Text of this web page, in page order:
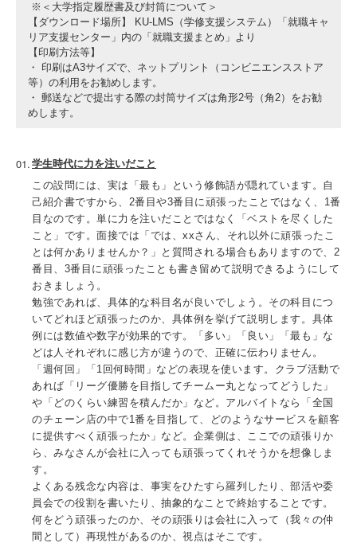
※＜大学指定履歴書及び封筒について＞
【ダウンロード場所】 KU-LMS（学修支援システム）「就職キャ
リア支援センター」内の「就職支援まとめ」より
【印刷方法等】
・ 印刷はA3サイズで、ネットプリント（コンビニエンスストア
等）の利用をお勧めします。
・ 郵送などで提出する際の封筒サイズは角形2号（角2）をお勧
めします。
学生時代に力を注いだこと
この設問には、実は「最も」という修飾語が隠れています。自
己紹介書ですから、2番目や3番目に頑張ったことではなく、1番
目なのです。単に力を注いだことではなく「ベストを尽くした
こと」です。面接では「では、xxさん、それ以外に頑張ったこ
とは何かありませんか？」と質問される場合もありますので、2
番目、3番目に頑張ったことも書き留めて説明できるようにして
おきましょう。
勉強であれば、具体的な科目名が良いでしょう。その科目につ
いてどれほど頑張ったのか、具体例を挙げて説明します。具体
例には数値や数字が効果的です。「多い」「良い」「最も」な
どは人それぞれに感じ方が違うので、正確に伝わりません。
「週何回」「1回何時間」などの表現を使います。クラブ活動で
あれば「リーグ優勝を目指してチームー丸となってどうした」
や「どのくらい練習を積んだか」など。アルバイトなら「全国
のチェーン店の中で1番を目指して、どのようなサービスを顧客
に提供すべく頑張ったか」など。企業側は、ここでの頑張りか
ら、みなさんが会社に入っても頑張ってくれそうかを想像しま
す。
よくある残念な内容は、事実をひたすら羅列したり、部活や委
員会での役割を書いたり、抽象的なことで終始することです。
何をどう頑張ったのか、その頑張りは会社に入って（我々の仲
間として）再現性があるのか、視点はそこです。